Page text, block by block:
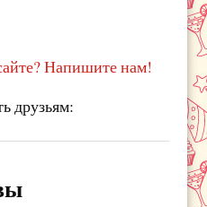
Напишите нам!
друзьям: